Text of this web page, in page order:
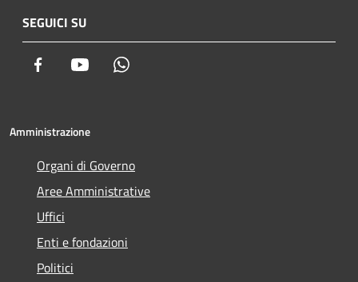
SEGUICI SU
Facebook Youtube
Amministrazione
Organi di Governo
Aree Amministrative
Uffici
Enti e fondazioni
Politici